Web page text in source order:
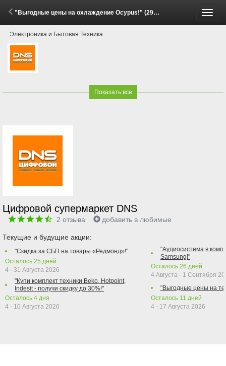
"Выгодные цены на охлаждение Ocypus!" (29 Мая - 15 Июня 2026)
Электроника и Бытовая Техника
Показать все
Цифровой супермаркет DNS
2 отзыва добавить в любимые
Текущие и будущие акции:
"Скидка за СБП на товары «Редмонд»!"
Осталось 25 дней
4 - 31 Августа 2026
"Купи комплект техники Beko, Hotpoint,
Indesit - получи скидку до 30%!"
Осталось 4 дня
4 - 10 Августа 2026
"Аудиосистема в
Samsung!"
Осталось 26 дней
4 Августа - 1 Сентября
"Выгодные цены на
Осталось 11 дней
4 - 17 Августа 2026